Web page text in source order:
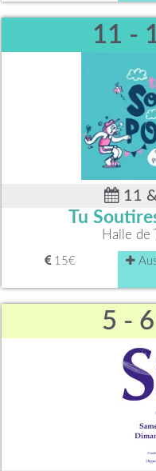
11 -
11
Tu
Halle de
15€
5 - 6